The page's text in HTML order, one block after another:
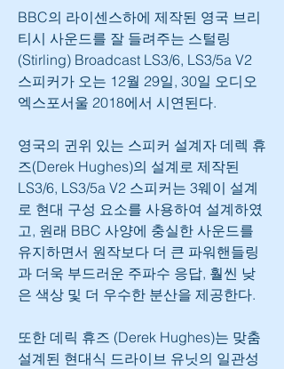
BBC의 라이센스하에 제작된 영국 브리
티시 사운드를 잘 들려주는 스털링
(Stirling) Broadcast LS3/6, LS3/5a V2
스피커가 오는 12월 29일, 30일 오디오
엑스포서울 2018에서 시연된다.
영국의 귄위 있는 스피커 설계자 데렉 휴
즈(Derek Hughes)의 설계로 제작된
LS3/6, LS3/5a V2 스피커는 3웨이 설계
로 현대 구성 요소를 사용하여 설계하였
고, 원래 BBC 사양에 충실한 사운드를
유지하면서 원작보다 더 큰 파워핸들링
과 더욱 부드러운 주파수 응답, 훨씬 낮
은 색상 및 더 우수한 분산을 제공한다.
또한 데릭 휴즈 (Derek Hughes)는 맞춤
설계된 현대식 드라이브 유닛의 일관성